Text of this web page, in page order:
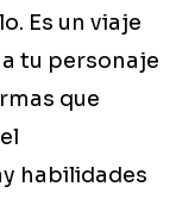
Es un viaje
tu personaje
que
habilidades